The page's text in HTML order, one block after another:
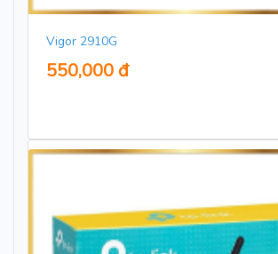
Vigor 2910G
550,000 đ